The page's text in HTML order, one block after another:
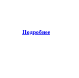
Подробнее